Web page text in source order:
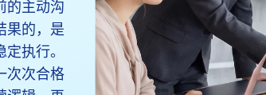
的主动沟
果的，是
执行。
次次合格